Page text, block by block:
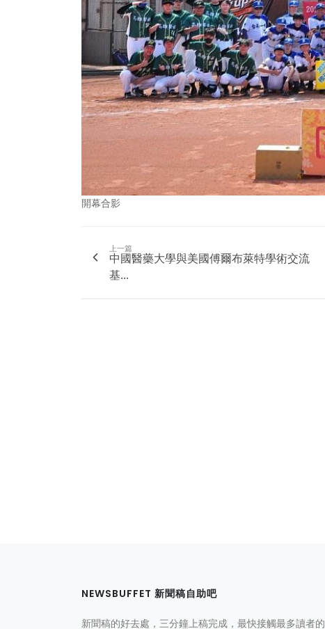
開幕合影
上一篇
中國醫藥大學與美國傅爾布萊特學術交流
基...
NEWSBUFFET 新聞稿自助吧
新聞稿的好去處，三分鐘上稿完成，最快接觸最多讀者的